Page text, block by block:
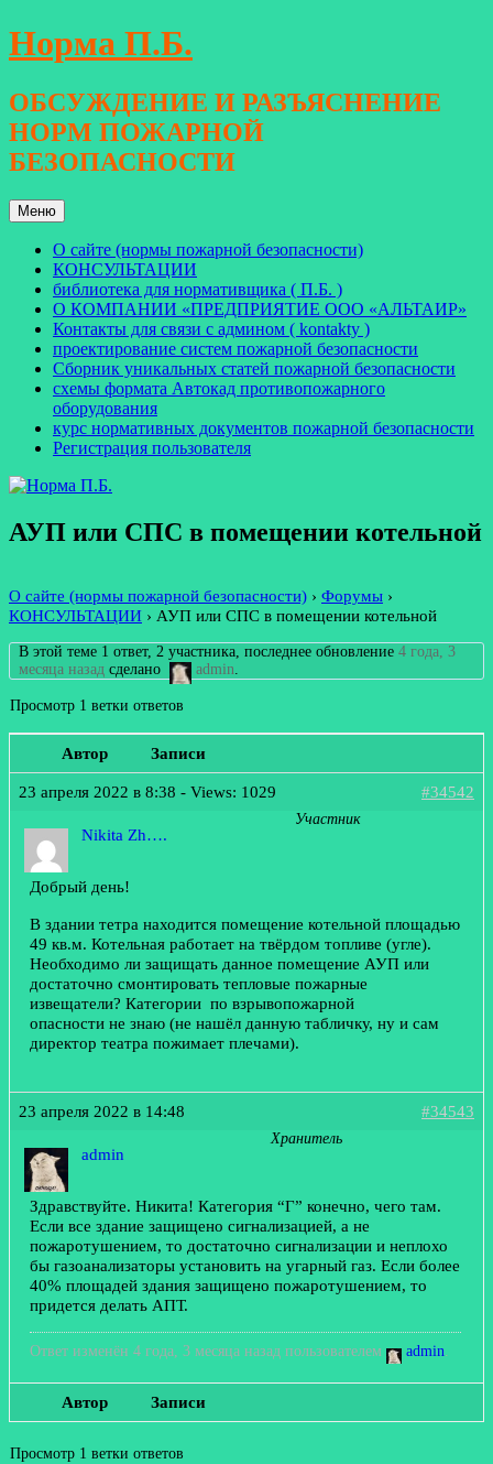
Перейти
к
Норма П.Б.
ОБСУЖДЕНИЕ И РАЗЪЯСНЕНИЕ
НОРМ ПОЖАРНОЙ
БЕЗОПАСНОСТИ
Меню
О сайте (нормы пожарной безопасности)
КОНСУЛЬТАЦИИ
библиотека для нормативщика ( П.Б. )
О КОМПАНИИ «ПРЕДПРИЯТИЕ ООО «АЛЬТАИР»
Контакты для связи с админом ( kontakty )
проектирование систем пожарной безопасности
Сборник уникальных статей пожарной безопасности
схемы формата Автокад противопожарного
оборудования
курс нормативных документов пожарной безопасности
Регистрация пользователя
АУП или СПС в помещении котельной
О сайте (нормы пожарной безопасности) › Форумы ›
КОНСУЛЬТАЦИИ › АУП или СПС в помещении котельной
В этой теме 1 ответ, 2 участника, последнее обновление4 года, 3
месяца назад сделано admin
Просмотр 1 ветки ответов
Автор Записи
23 апреля 2022 в 8:38 - Views: 1029 #34542
Nikita Zh….
Участник
Добрый день!
В здании тетра находится помещение котельной площадью
49 кв.м. Котельная работает на твёрдом топливе (угле).
Необходимо ли защищать данное помещение АУП или
достаточно смонтировать тепловые пожарные
извещатели? Категории по взрывопожарной
опасности не знаю (не нашёл данную табличку, ну и сам
директор театра пожимает плечами).
23 апреля 2022 в 14:48 #34543
admin
Хранитель
Здравствуйте. Никита! Категория “Г” конечно, чего там.
Если все здание защищено сигнализацией, а не
пожаротушением, то достаточно сигнализации и неплохо
бы газоанализаторы установить на угарный газ. Если более
40% площадей здания защищено пожаротушением, то
придется делать АПТ.
Ответ изменён 4 года, 3 месяца назад пользователем admin.
Автор Записи
Просмотр 1 ветки ответов